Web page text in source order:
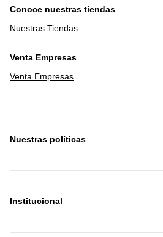
Conoce nuestras tiendas
Nuestras Tiendas
Venta Empresas
Venta Empresas
Nuestras políticas
Institucional